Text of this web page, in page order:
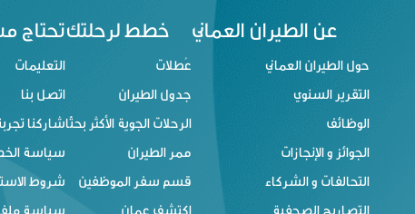
عن الطيران العماني
حول الطيران العماني
التقرير السنوي
الوظائف
الجوائز و الإنجازات
التحالفات و الشركاء
التصاريح الصحفية
خطط لرحلتك
عُطلات
جدول الطيران
الرحلات الجوية الأكثر بحثًا
ممر الطيران
قسم سفر الموظفين
اكتشف عمان
تحتاج
التعليمات
اتصل بنا
شاركنا
سياسة
شروط
سياسة